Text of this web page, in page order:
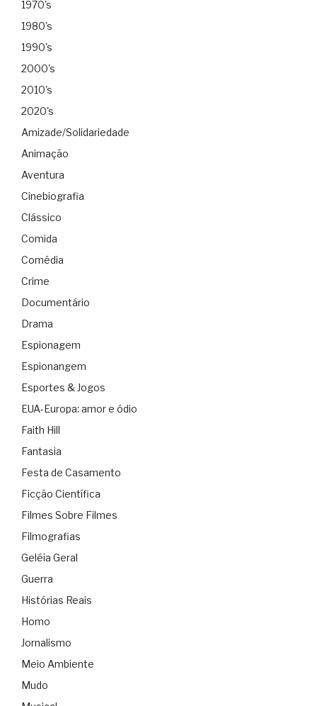
1970's
1980's
1990's
2000's
2010's
2020's
Amizade/Solidariedade
Animação
Aventura
Cinebiografia
Clássico
Comida
Comédia
Crime
Documentário
Drama
Espionagem
Espionangem
Esportes & Jogos
EUA-Europa: amor e ódio
Faith Hill
Fantasia
Festa de Casamento
Ficção Científica
Filmes Sobre Filmes
Filmografias
Geléia Geral
Guerra
Histórias Reais
Homo
Jornalismo
Meio Ambiente
Mudo